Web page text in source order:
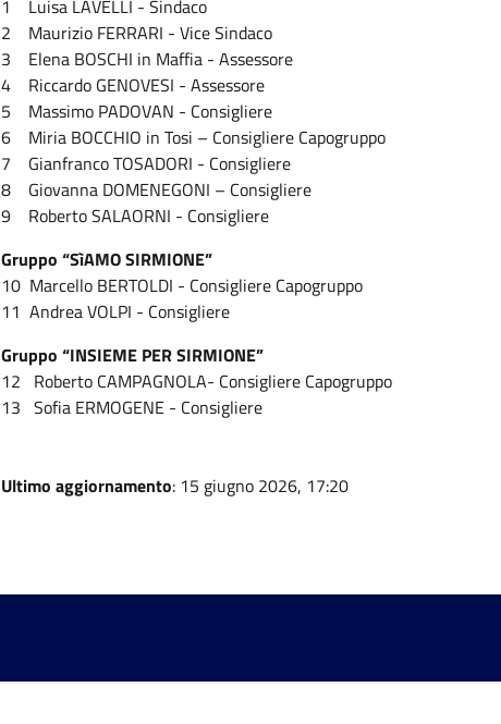
1 Luisa LAVELLI - Sindaco
2 Maurizio FERRARI - Vice Sindaco
3 Elena BOSCHI in Maffia - Assessore
4 Riccardo GENOVESI - Assessore
5 Massimo PADOVAN - Consigliere
6 Miria BOCCHIO in Tosi – Consigliere Capogruppo
7 Gianfranco TOSADORI - Consigliere
8 Giovanna DOMENEGONI – Consigliere
9 Roberto SALAORNI - Consigliere
Gruppo “SìAMO SIRMIONE”
10 Marcello BERTOLDI - Consigliere Capogruppo
11 Andrea VOLPI - Consigliere
Gruppo “INSIEME PER SIRMIONE”
12 Roberto CAMPAGNOLA- Consigliere Capogruppo
13 Sofia ERMOGENE - Consigliere
Ultimo aggiornamento: 15 giugno 2026, 17:20